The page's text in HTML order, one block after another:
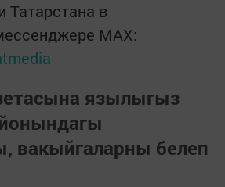
Татарстана в
MАХ:
язылыгыз
вакыйгаларны белеп